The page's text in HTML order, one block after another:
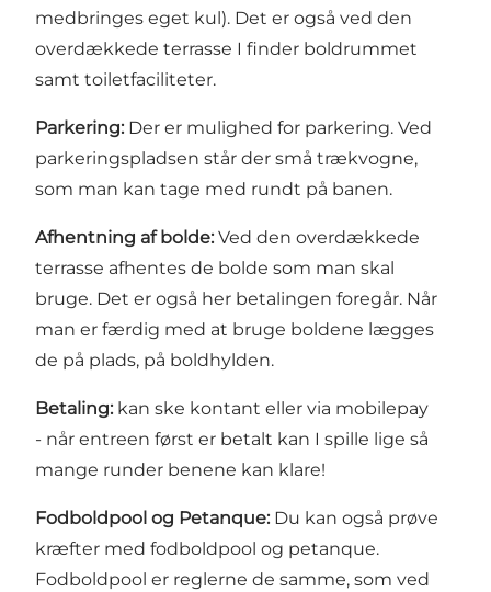
medbringes eget kul). Det er også ved den
overdækkede terrasse I finder boldrummet
samt toiletfaciliteter.
Parkering: Der er mulighed for parkering. Ved
parkeringspladsen står der små trækvogne,
som man kan tage med rundt på banen.
Afhentning af bolde: Ved den overdækkede
terrasse afhentes de bolde som man skal
bruge. Det er også her betalingen foregår. Når
man er færdig med at bruge boldene lægges
de på plads, på boldhylden.
Betaling: kan ske kontant eller via mobilepay
- når entreen først er betalt kan I spille lige så
mange runder benene kan klare!
Fodboldpool og Petanque: Du kan også prøve
kræfter med fodboldpool og petanque.
Fodboldpool er reglerne de samme, som ved